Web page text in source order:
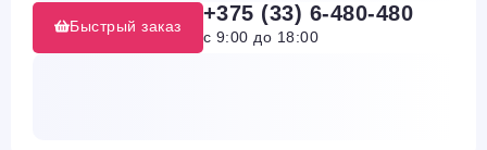
Быстрый заказ
+375 (33) 6-480-480
с 9:00 до 18:00